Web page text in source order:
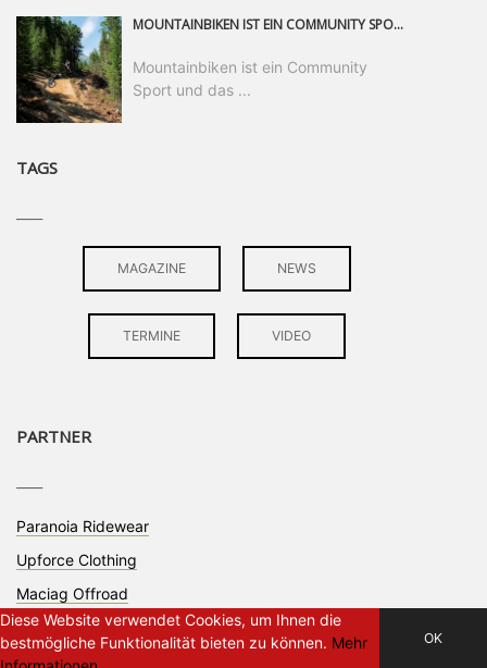
MOUNTAINBIKEN IST EIN COMMUNITY SPORT UND DAS BEWEIST SICH IN DER BIKE REPUBLIC SÖLDEN GERADE EINDRUCKSVOLL AUF ALLEN LEVELN. FREERIDE PROFI, SHAPERIN UND FRISCH GEWÄHLTE SWATCH NINES MVP VERO SANDLER IST BEGEISTERT VON DER VIELFALT DER BIKE DESTINATION, DER NEUEN JUMPLINE UND PLÄDIERT FÜR MUT BEI (FRAUEN) COMMUNITIES. VERO UND IHR VERLOBTER SAM HODGES VERBRINGEN MEHRERE MONATE IN DER BIKE REPUBLIC UND LASSEN UNS DARAN TEILHABEN. UM COMMUNITY GEHT ES AUCH BEI DER PARTNERSCHAFT ZWISCHEN SÖLDEN UND DEM NEUEN RIDERS PARK DONOVALY IN DER SLOWAKEI: DER DORTIGE TOURISMUSDIREKTOR JIRI PEC IST ÜBERZEUGT: VON MEHR BIKEPARKS PROFITIERT DIE GANZE MTB-SZENE – UND MIT DOMINIK LINSER, GESCHÄFTSFÜHRER DER BRS, HAT ER DAMIT DEN PERFEKTEN PARTNER GEFUNDEN.
Mountainbiken ist ein Community
Sport und das ...
TAGS
MAGAZINE NEWS
TERMINE VIDEO
PARTNER
Paranoia Ridewear
Upforce Clothing
Maciag Offroad
OK
Diese Website verwendet Cookies, um Ihnen die
bestmögliche Funktionalität bieten zu können. Mehr